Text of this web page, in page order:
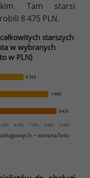
Tam starsi
8 475 PLN.
starszych
w wybranych
w PLN)
– wiosna/lato